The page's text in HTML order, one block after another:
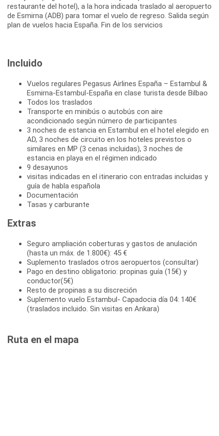
restaurante del hotel), a la hora indicada traslado al aeropuerto
de Esmirna (ADB) para tomar el vuelo de regreso. Salida según
plan de vuelos hacia España. Fin de los servicios
Incluido
Vuelos regulares Pegasus Airlines España – Estambul &
Esmirna-Estambul-España en clase turista desde Bilbao
Todos los traslados
Transporte en minibús o autobús con aire
acondicionado según número de participantes
3 noches de estancia en Estambul en el hotel elegido en
AD, 3 noches de circuito en los hoteles previstos o
similares en MP (3 cenas incluidas), 3 noches de
estancia en playa en el régimen indicado
9 desayunos
visitas indicadas en el itinerario con entradas incluidas y
guía de habla española
Documentación
Tasas y carburante
Extras
Seguro ampliación coberturas y gastos de anulación
(hasta un máx. de 1.800€): 45 €
Suplemento traslados otros aeropuertos (consultar)
Pago en destino obligatorio: propinas guía (15€) y
conductor(5€)
Resto de propinas a su discreción
Suplemento vuelo Estambul- Capadocia día 04: 140€
(traslados incluido. Sin visitas en Ankara)
Ruta en el mapa